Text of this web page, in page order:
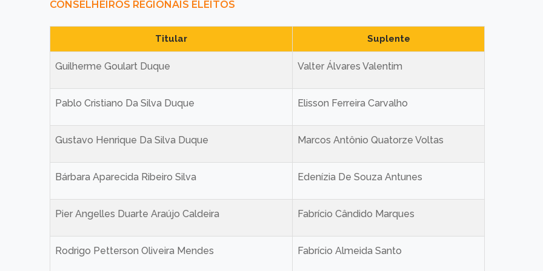
CONSELHEIROS REGIONAIS ELEITOS
Titular Suplente
Guilherme Goulart Duque Valter Álvares Valentim
Pablo Cristiano Da Silva Duque Elisson Ferreira Carvalho
Gustavo Henrique Da Silva Duque Marcos Antônio Quatorze Voltas
Bárbara Aparecida Ribeiro Silva Edenízia De Souza Antunes
Pier Angelles Duarte Araújo Caldeira Fabrício Cândido Marques
Rodrigo Petterson Oliveira Mendes Fabrício Almeida Santo